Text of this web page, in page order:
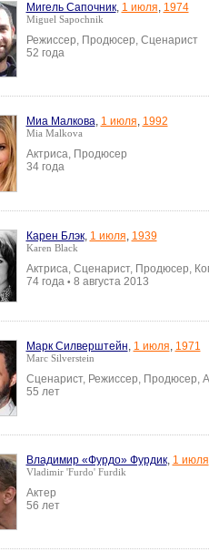
Мигель Сапочник, 1 июля, 1974
Miguel Sapochnik
Режиссер, Продюсер, Сценарист
52 года
Миа Малкова, 1 июля, 1992
Mia Malkova
Актриса, Продюсер
34 года
Карен Блэк, 1 июля, 1939
Karen Black
Актриса, Сценарист, Продюсер,
74 года • 8 августа 2013
Марк Силверштейн, 1 июля, 1971
Marc Silverstein
Сценарист, Режиссер, Продюсер,
55 лет
Владимир «Фурдо» Фурдик, 1 июля
Vladimir 'Furdo' Furdik
Актер
56 лет